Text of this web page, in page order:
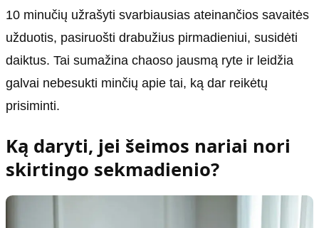
10 minučių užrašyti svarbiausias ateinančios savaitės
užduotis, pasiruošti drabužius pirmadieniui, susidėti
daiktus. Tai sumažina chaoso jausmą ryte ir leidžia
galvai nebesukti minčių apie tai, ką dar reikėtų
prisiminti.
Ką daryti, jei šeimos nariai nori
skirtingo sekmadienio?